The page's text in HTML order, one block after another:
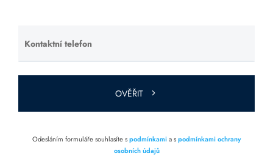
Kontaktní telefon
Ponechte
toto pole
prázdné.
OVĚŘIT
Odesláním formuláře souhlasíte spodmínkamia spodmínkami ochrany
osobních údajů